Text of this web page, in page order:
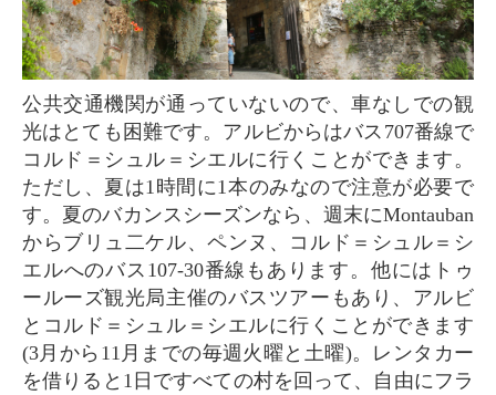
公共交通機関が通っていないので、車なしでの観
光はとても困難です。アルビからはバス707番線で
コルド＝シュル＝シエルに行くことができます。
ただし、夏は1時間に1本のみなので注意が必要で
す。夏のバカンスシーズンなら、週末にMontauban
からブリュ二ケル、ペンヌ、コルド＝シュル＝シ
エルへのバス107-30番線もあります。他にはトゥ
ールーズ観光局主催のバスツアーもあり、アルビ
とコルド＝シュル＝シエルに行くことができます
(3月から11月までの毎週火曜と土曜)。レンタカー
を借りると1日ですべての村を回って、自由にフラ